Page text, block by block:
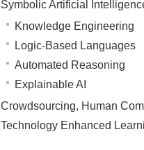
Symbolic Artificial
Knowledge Engineering
Logic-Based Languages
Automated Reasoning
Explainable AI
Crowdsourcing, Human
Technology Enhanced